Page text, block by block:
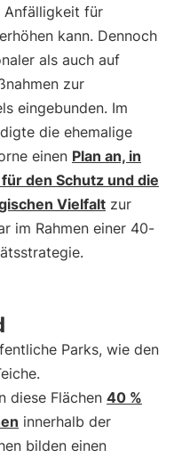
Anfälligkeit für
kann. Dennoch
als auch auf
zur
eingebunden. Im
die ehemalige
einen Plan an, in
den Schutz und die
Vielfalt zur
im Rahmen einer 40-
Parks, wie den
diese Flächen 40 %
innerhalb der
bilden einen